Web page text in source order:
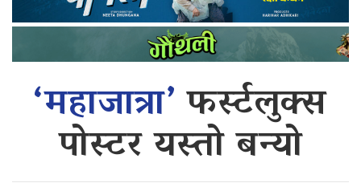
‘महाजात्रा’फर्स्टलुक्स
पोस्टर यस्तो बन्यो